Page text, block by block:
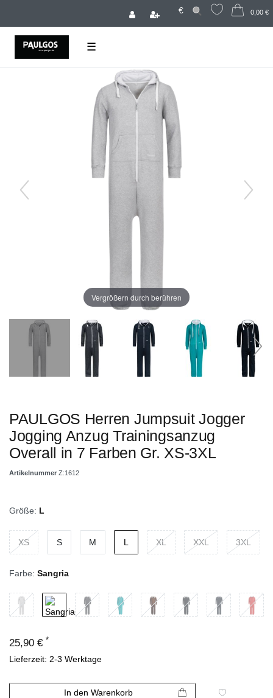
€ 0,00 €
☰
Vergrößern durch berühren
PAULGOS Herren Jumpsuit Jogger
Jogging Anzug Trainingsanzug
Overall in 7 Farben Gr. XS-3XL
Artikelnummer Z:1612
Größe: L
XS S M L XL XXL 3XL
Farbe: Sangria
25,90 € *
Lieferzeit: 2-3 Werktage
In den Warenkorb